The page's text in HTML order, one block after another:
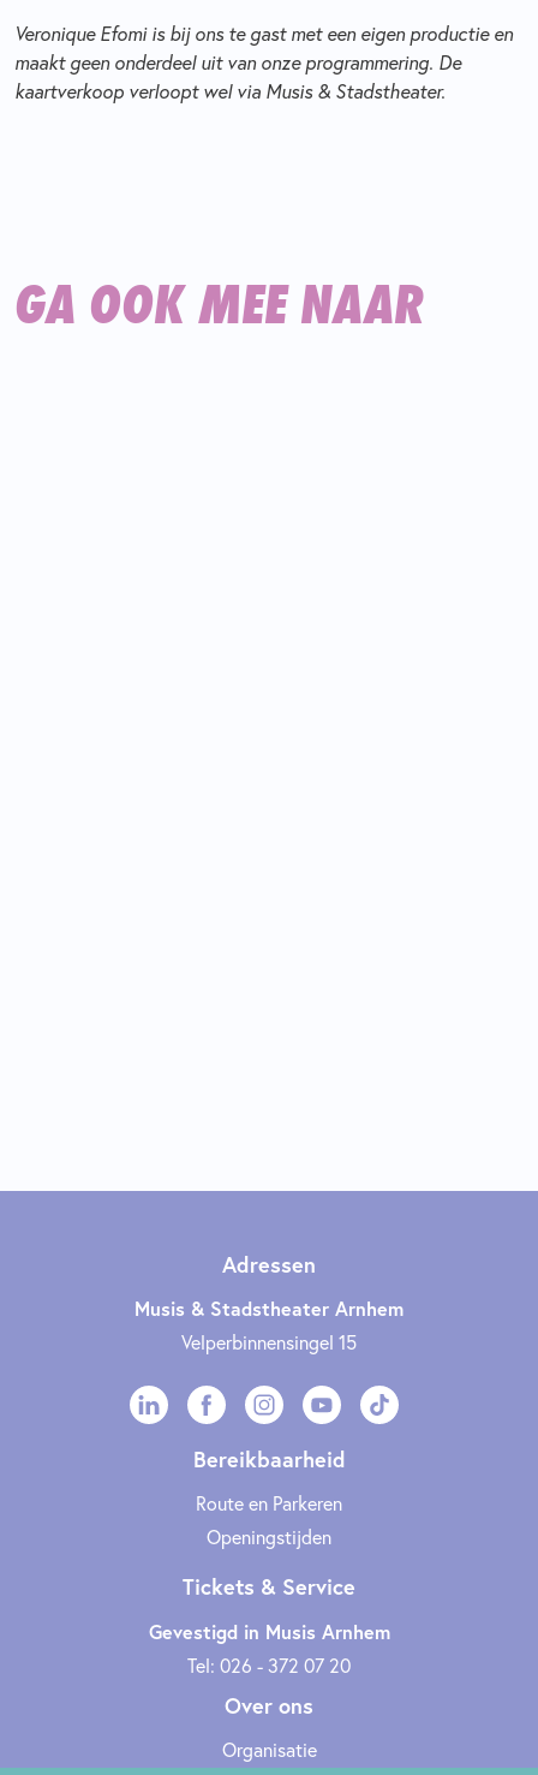
Veronique Efomi is bij ons te gast met een eigen productie en
maakt geen onderdeel uit van onze programmering. De
kaartverkoop verloopt wel via Musis & Stadstheater.
GA OOK MEE NAAR
Adressen
Musis & Stadstheater Arnhem
Velperbinnensingel 15
Bereikbaarheid
Route en Parkeren
Openingstijden
Tickets & Service
Gevestigd in Musis Arnhem
Tel: 026 - 372 07 20
Over ons
Organisatie